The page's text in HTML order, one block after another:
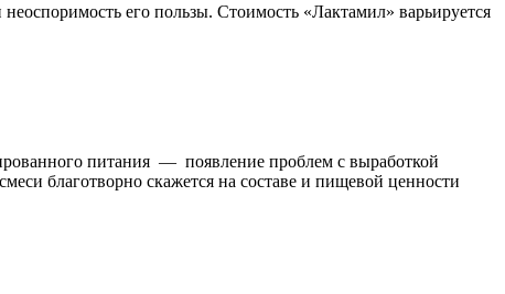
его пользы. Стоимость «Лактамил» варьируется
питания — появление проблем с выработкой
благотворно скажется на составе и пищевой ценности